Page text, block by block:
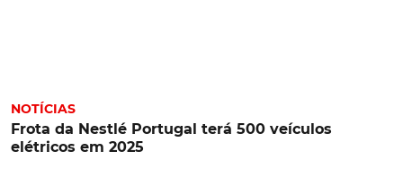
NOTÍCIAS
Frota da Nestlé Portugal terá 500 veículos
elétricos em 2025